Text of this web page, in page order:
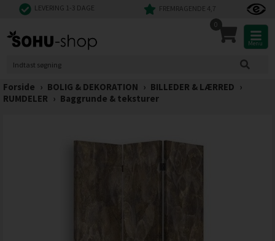
LEVERING 1-3 DAGE FREMRAGENDE 4,7
0
Menu
Forside › BOLIG & DEKORATION › BILLEDER & LÆRRED ›
RUMDELER › Baggrunde & teksturer